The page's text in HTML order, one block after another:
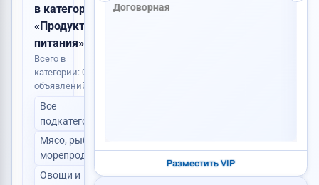
в категории
«Продукты
питания»
Всего в
категории: 0
объявлений
Все
подкатегории
Мясо, рыба,
морепродукты
0
Овощи и
Разместить VIP